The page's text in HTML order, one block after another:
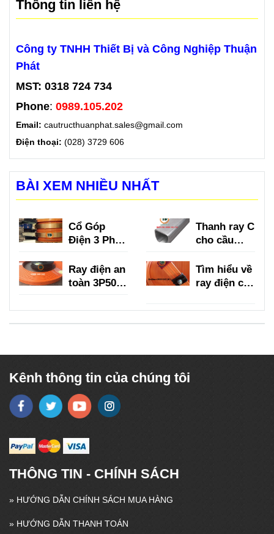
Thông tin liên hệ
Công ty TNHH Thiết Bị và Công Nghiệp Thuận
Phát
MST: 0318 724 734
Phone: 0989.105.202
Email: cautructhuanphat.sales@gmail.com
Điện thoại: (028) 3729 606
BÀI XEM NHIỀU NHẤT
Cổ Góp
Điện 3 Pha
Thanh ray C
cho cầu
Ray điện an
toàn 3P50A,
3P100A,
3P150A
Tìm hiểu về
ray điện cầu
150A
Kênh thông tin của chúng tôi
THÔNG TIN - CHÍNH SÁCH
» HƯỚNG DẪN CHÍNH SÁCH MUA HÀNG
» HƯỚNG DẪN THANH TOÁN